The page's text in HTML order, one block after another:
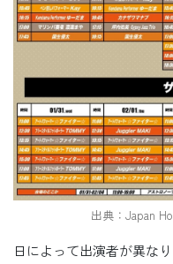
出典：Japan
日によって出演者が異な